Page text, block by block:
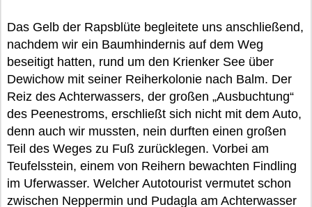
Das Gelb der Rapsblüte begleitete uns anschließend,
nachdem wir ein Baumhindernis auf dem Weg
beseitigt hatten, rund um den Krienker See über
Dewichow mit seiner Reiherkolonie nach Balm. Der
Reiz des Achterwassers, der großen „Ausbuchtung“
des Peenestroms, erschließt sich nicht mit dem Auto,
denn auch wir mussten, nein durften einen großen
Teil des Weges zu Fuß zurücklegen. Vorbei am
Teufelsstein, einem von Reihern bewachten Findling
im Uferwasser. Welcher Autotourist vermutet schon
zwischen Neppermin und Pudagla am Achterwasser